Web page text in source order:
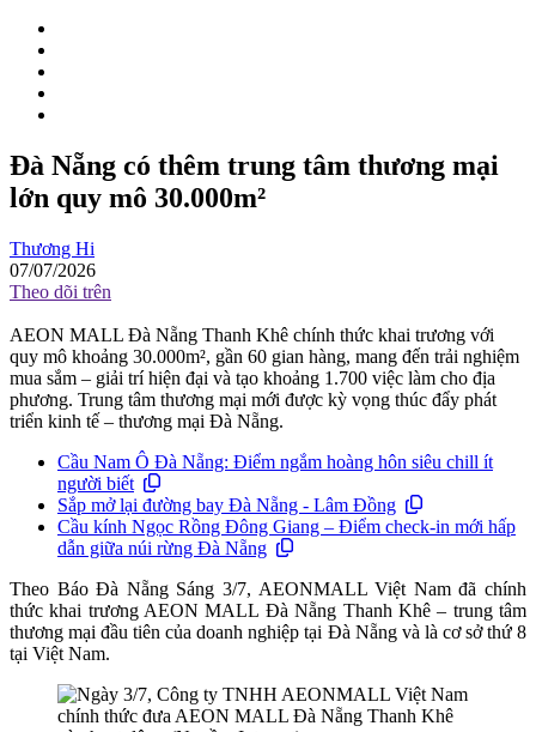
Đà Nẵng có thêm trung tâm thương mại
lớn quy mô 30.000m²
Thương Hi
07/07/2026
Theo dõi trên
AEON MALL Đà Nẵng Thanh Khê chính thức khai trương với
quy mô khoảng 30.000m², gần 60 gian hàng, mang đến trải nghiệm
mua sắm – giải trí hiện đại và tạo khoảng 1.700 việc làm cho địa
phương. Trung tâm thương mại mới được kỳ vọng thúc đẩy phát
triển kinh tế – thương mại Đà Nẵng.
Cầu Nam Ô Đà Nẵng: Điểm ngắm hoàng hôn siêu chill ít
người biết
Sắp mở lại đường bay Đà Nẵng - Lâm Đồng
Cầu kính Ngọc Rồng Đông Giang – Điểm check-in mới hấp
dẫn giữa núi rừng Đà Nẵng
Theo Báo Đà Nẵng Sáng 3/7, AEONMALL Việt Nam đã chính
thức khai trương AEON MALL Đà Nẵng Thanh Khê – trung tâm
thương mại đầu tiên của doanh nghiệp tại Đà Nẵng và là cơ sở thứ 8
tại Việt Nam.